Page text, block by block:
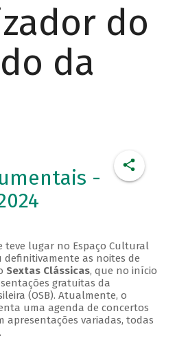
do
da
-
teve lugar no Espaço Cultural
definitivamente as noites de
Sextas Clássicas, que no início
gratuitas da
(OSB). Atualmente, o
uma agenda de concertos
apresentações variadas, todas
.